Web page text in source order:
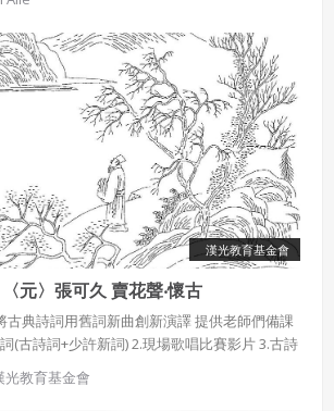
所創，名稱亦由其藝名Human Beat
漢光教育基金會
元〉張可久 賣花聲‧懷古
古典詩詞用舊詞新曲創新演譯 提供老師們備課
(古詩詞+少許新詞) 2.現場歌唱比賽影片 3.古詩
阿卡貝拉演唱影片(部分演示) 5.詩詞賞析 6.鋼
分演示)。 元朝由元世祖忽必烈於1271年所
光教育基金會
會員於使用本系統時創作、上傳或張貼的著
所有權或經合法授權。
約定致吉寶系統公司遭追訴、請求或求償
司應立即通知會員，必要時本系統得移除爭
協助相關程序並負擔吉寶系統公司因此所生
費用）、損害及損失。
或本系統任一規定者，吉寶系統公司得終止
會員不得對吉寶系統公司主張任何費用、補
灣臺北地方法院為第一審管轄法